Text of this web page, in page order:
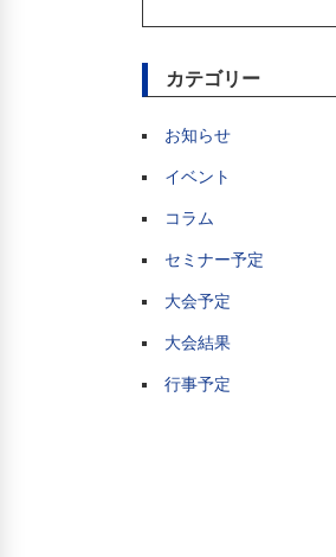
カテゴリー
お知らせ
イベント
コラム
セミナー予定
大会予定
大会結果
行事予定